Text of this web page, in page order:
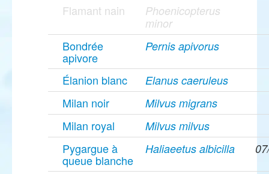
Flamant nain
Phoenicopterus
minor
Bondrée
apivore
Pernis apivorus
Élanion blanc Elanus caeruleus
Milan noir Milvus migrans
Milan royal Milvus milvus
Pygargue à
queue blanche
Haliaeetus albicilla